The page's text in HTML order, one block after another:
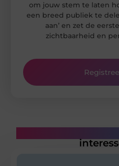
om jouw stem te laten
een breed publiek te
aan’ en zet de
zichtbaarheid en